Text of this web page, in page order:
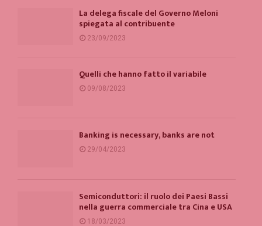
La delega fiscale del Governo Meloni
spiegata al contribuente
23/09/2023
Quelli che hanno fatto il variabile
09/08/2023
Banking is necessary, banks are not
29/04/2023
Semiconduttori: il ruolo dei Paesi Bassi
nella guerra commerciale tra Cina e USA
18/03/2023